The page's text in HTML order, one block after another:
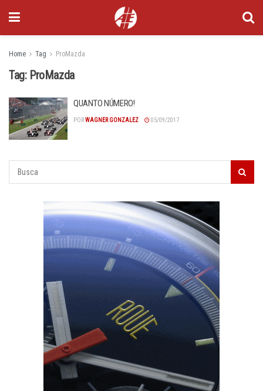
Home Tag ProMazda
Tag: ProMazda
QUANTO NÚMERO!
PORWAGNER GONZALEZ 05/09/2017